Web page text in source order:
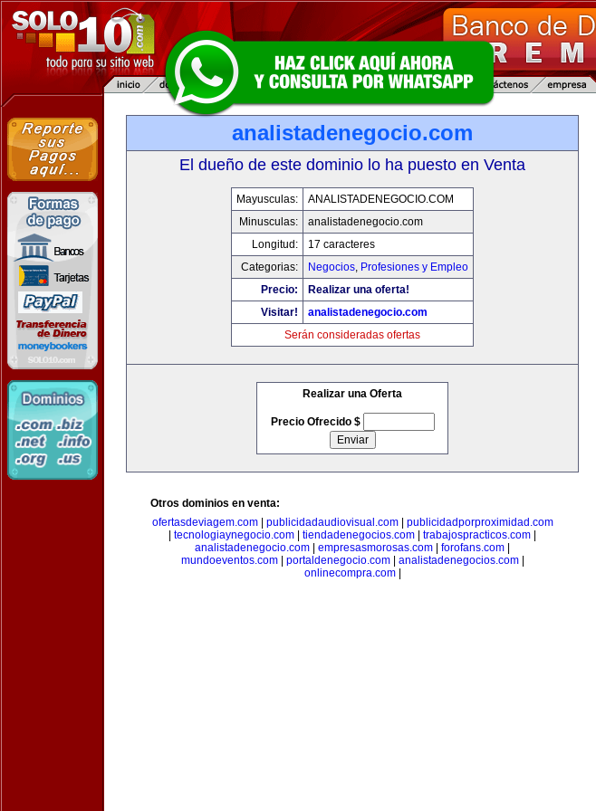
analistadenegocio.com
El dueño de este dominio lo ha puesto en Venta
Mayusculas:
ANALISTADENEGOCIO.COM
Minusculas:
analistadenegocio.com
Longitud:
17 caracteres
Categorias:
Negocios, Profesiones y Empleo
Precio:
Realizar una oferta!
Visitar!
analistadenegocio.com
Serán consideradas ofertas
Realizar una Oferta
Precio Ofrecido $
Otros dominios en venta:
ofertasdeviagem.com| publicidadaudiovisual.com| publicidadporproximidad.com
tecnologiaynegocio.com tiendadenegocios.com trabajospracticos.com
analistadenegocio.com
empresasmorosas.com forofans.com
mundoeventos.com| portaldenegocio.com| analistadenegocios.com|
onlinecompra.com|